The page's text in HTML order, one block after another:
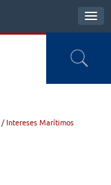
/ Intereses Marítimos